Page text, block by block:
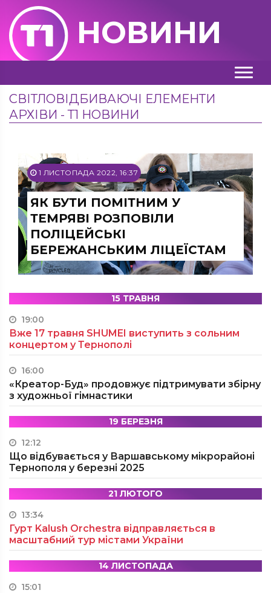
НОВИНИ
СВІТЛОВІДБИВАЮЧІ ЕЛЕМЕНТИ
АРХІВИ - Т1 НОВИНИ
1 ЛИСТОПАДА 2022, 16:37
ЯК БУТИ ПОМІТНИМ У
ТЕМРЯВІ РОЗПОВІЛИ
ПОЛІЦЕЙСЬКІ
БЕРЕЖАНСЬКИМ ЛІЦЕЇСТАМ
15 ТРАВНЯ
19:00
Вже 17 травня SHUMEI виступить з сольним
концертом у Тернополі
16:00
«Креатор-Буд» продовжує підтримувати збірну
з художньої гімнастики
19 БЕРЕЗНЯ
12:12
Що відбувається у Варшавському мікрорайоні
Тернополя у березні 2025
21 ЛЮТОГО
13:34
Гурт Kalush Orchestra відправляється в
масштабний тур містами України
14 ЛИСТОПАДА
15:01